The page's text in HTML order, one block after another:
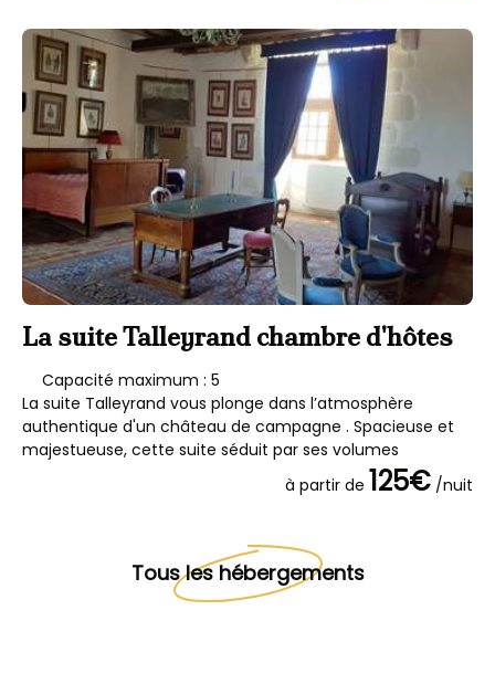
La suite Talleyrand chambre d'hôtes
Capacité maximum : 5
La suite Talleyrand vous plonge dans l’atmosphère
authentique d'un château de campagne . Spacieuse et
majestueuse, cette suite séduit par ses volumes
à partir de 125€ /nuit
Tous les hébergements